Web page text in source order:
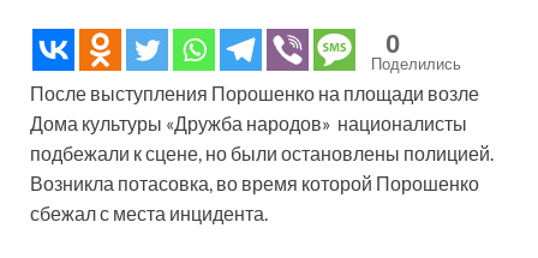
0
Поделились
После выступления Порошенко на площади возле
Дома культуры «Дружба народов» националисты
подбежали к сцене, но были остановлены полицией.
Возникла потасовка, во время которой Порошенко
сбежал с места инцидента.